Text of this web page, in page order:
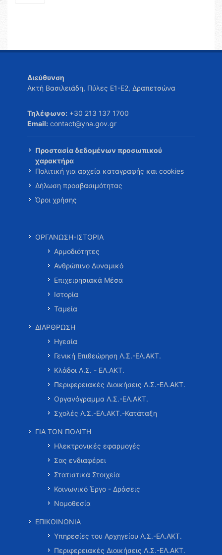
Διεύθυνση
Ακτή Βασιλειάδη, Πύλες Ε1-Ε2, Δραπετσώνα
Τηλέφωνο: +30 213 137 1700
Email: contact@yna.gov.gr
Προστασία δεδομένων προσωπικού
χαρακτήρα
Πολιτική για αρχεία καταγραφής και cookies
Δήλωση προσβασιμότητας
Όροι χρήσης
ΟΡΓΑΝΩΣΗ-ΙΣΤΟΡΙΑ
Αρμοδιότητες
Ανθρώπινο Δυναμικό
Επιχειρησιακά Μέσα
Ιστορία
Ταμεία
ΔΙΑΡΘΡΩΣΗ
Ηγεσία
Γενική Επιθεώρηση Λ.Σ.-ΕΛ.ΑΚΤ.
Κλάδοι Λ.Σ. - ΕΛ.ΑΚΤ.
Περιφερειακές Διοικήσεις Λ.Σ.-ΕΛ.ΑΚΤ.
Οργανόγραμμα Λ.Σ.-ΕΛ.ΑΚΤ.
Σχολές Λ.Σ.-ΕΛ.ΑΚΤ.-Κατάταξη
ΓΙΑ ΤΟΝ ΠΟΛΙΤΗ
Ηλεκτρονικές εφαρμογές
Σας ενδιαφέρει
Στατιστικά Στοιχεία
Κοινωνικό Έργο - Δράσεις
Νομοθεσία
ΕΠΙΚΟΙΝΩΝΙΑ
Υπηρεσίες του Αρχηγείου Λ.Σ.-ΕΛ.ΑΚΤ.
Περιφερειακές Διοικήσεις Λ.Σ.-ΕΛ.ΑΚΤ.